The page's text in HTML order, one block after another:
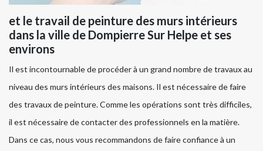
et le travail de peinture des murs intérieurs
dans la ville de Dompierre Sur Helpe et ses
environs
Il est incontournable de procéder à un grand nombre de travaux au
niveau des murs intérieurs des maisons. Il est nécessaire de faire
des travaux de peinture. Comme les opérations sont très difficiles,
il est nécessaire de contacter des professionnels en la matière.
Dans ce cas, nous vous recommandons de faire confiance à un